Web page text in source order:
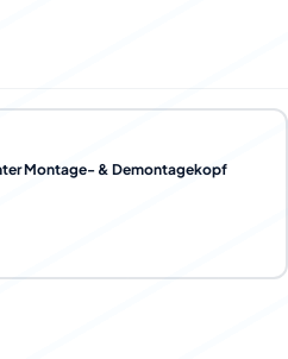
Montage- & Demontagekopf